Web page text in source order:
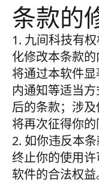
条款的
1. 九间科技有
化修改本条款
将通过本软件
内通知等适当
后的条款；涉
将再次征得你的
2. 如你违反本
终止你的使用
软件的合法权益